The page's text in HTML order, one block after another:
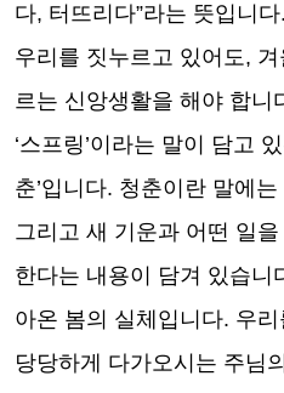
다, 터뜨리다”라는 뜻입니다.
우리를 짓누르고 있어도,
르는 신앙생활을 해야 합니
‘스프링’이라는 말이 담고
춘’입니다. 청춘이란 말에
그리고 새 기운과 어떤 일
한다는 내용이 담겨 있습니
아온 봄의 실체입니다. 우
당당하게 다가오시는 주님